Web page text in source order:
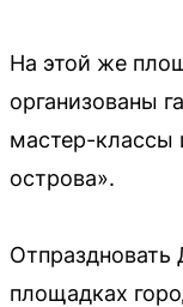
На этой же
организованы
мастер-классы
острова».
площадках